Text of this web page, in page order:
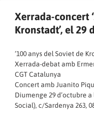
Xerrada-concert
Kronstadt’, el 29
‘100 anys del Soviet de
Xerrada-debat amb
CGT Catalunya
Concert amb Juanito
Diumenge 29 d’octubre a
Social), c/Sardenya 263,